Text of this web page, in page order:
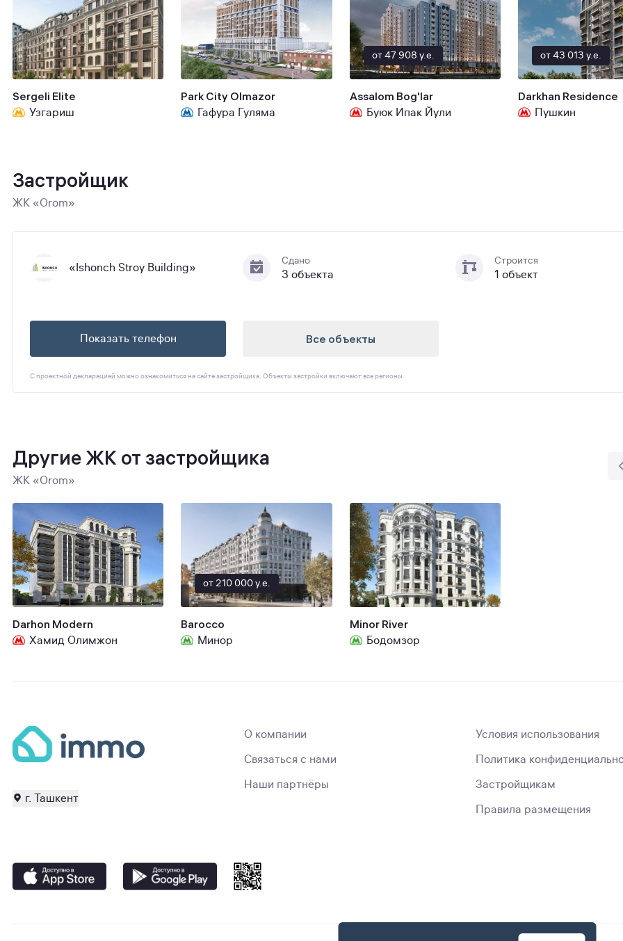
Sergeli Elite
Узгариш
Park City Olmazor
Гафура Гуляма
от 47 908 y.e.
Assalom Bog'lar
Буюк Ипак Йули
от 43 013 y.e.
Darkhan Residence
Пушкин
Застройщик
ЖК «Orom»
«Ishonch Stroy Building»
Сдано
3 объекта
Строится
1 объект
Показать телефон Все объекты
С проектной декларацией можно ознакомиться на сайте застройщика. Объекты застройки включают все регионы.
Другие ЖК от застройщика
ЖК «Orom»
Darhon Modern
Хамид Олимжон
от 210 000 y.e.
Barocco
Минор
Minor River
Бодомзор
г. Ташкент
О компании
Связаться с нами
Наши партнёры
Условия использования
Политика
Застройщикам
Правила размещения